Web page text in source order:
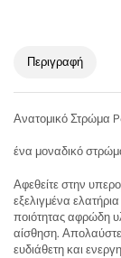
Περιγραφή
Ανατομικό Στρώμα
ένα μοναδικό
Αφεθείτε στην
εξελιγμένα
ποιότητας αφρώδη
αίσθηση. Απολαύστε
ευδιάθετη και